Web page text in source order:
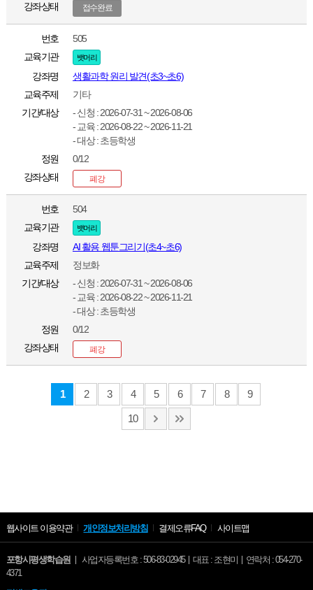
강좌상태
접수완료
번호
505
교육기관
뱃머리
강좌명
생활과학 원리 발견(초3~초6)
교육주제
기타
기간/대상
- 신청 : 2026-07-31 ~ 2026-08-06
- 교육 : 2026-08-22 ~ 2026-11-21
- 대상 : 초등학생
정원
0/12
강좌상태
폐강
번호
504
교육기관
뱃머리
강좌명
AI 활용 웹툰그리기(초4~초6)
교육주제
정보화
기간/대상
- 신청 : 2026-07-31 ~ 2026-08-06
- 교육 : 2026-08-22 ~ 2026-11-21
- 대상 : 초등학생
정원
0/12
강좌상태
폐강
1 2 3 4 5 6 7 8 9
10
웹사이트 이용약관 개인정보처리방침 결제오류FAQ 사이트맵
포항시평생학습원 사업자등록번호 : 506-83-02945 대표 : 조현미
연락처 : 054-270-
4371